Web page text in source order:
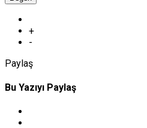
+
-
Paylaş
Bu Yazıyı Paylaş